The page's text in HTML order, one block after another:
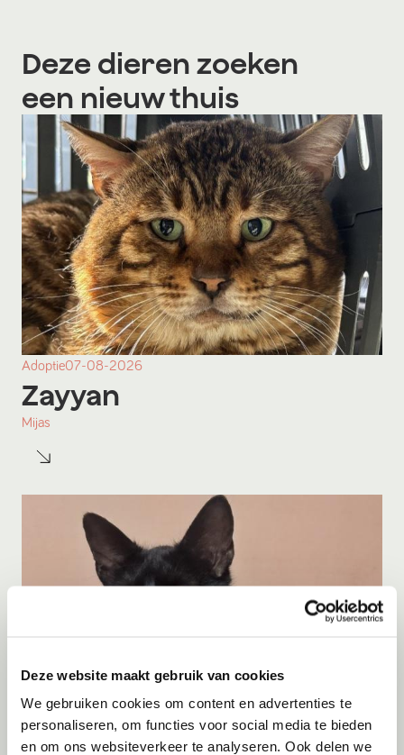
Deze website maakt gebruik van cookies
We gebruiken cookies om content en advertenties te
personaliseren, om functies voor social media te bieden
en om ons websiteverkeer te analyseren. Ook delen we
Deze dieren zoeken
een nieuw thuis
Adoptie07-08-2026
Zayyan
Mijas